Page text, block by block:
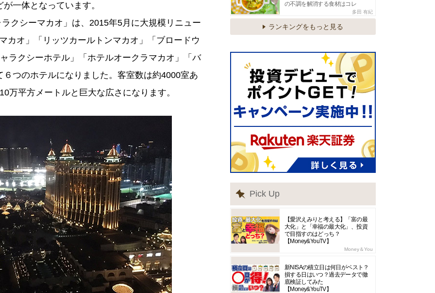
一体となっています。
クシーマカオ」は、2015年5月に大規模リニュー
カオ」「リッツカールトンマカオ」「ブロードウ
ラクシーホテル」「ホテルオークラマカオ」「バ
つのホテルになりました。客室数は約4000室あ
万平方メートルと巨大な広さになります。
の不調を解消する食材はコレ
多田 有紀
ランキングをもっと見る
Pick Up
【愛沢えみりと考える】「富の最
大化」と「幸福の最大化」、投資
で目指すのはどっち？
【Money&YouTV】
Money＆You
新NISAの積立日は何日がベスト？
損する日はいつ？過去データで徹
底検証してみた
【Money&YouTV】